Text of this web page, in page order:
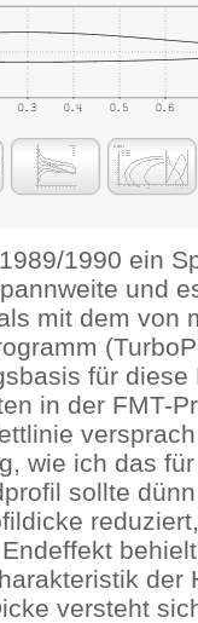
1990 ein
und
mit dem von
für
in der FMT-
wie ich das
sollte
der
versteht